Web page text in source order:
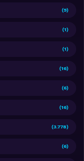
(9)
(1)
(1)
(16)
(6)
(16)
(3.778)
(6)